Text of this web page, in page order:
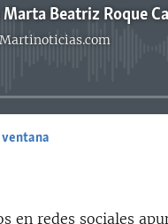
Beatriz Roque
No media source
en redes sociales